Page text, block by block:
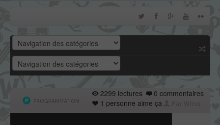
[3DS] [2DS] TUTO - Utiliser l’exploit BannerBomb3 pour obtenir un
[3DS] [2DS] TUTO – Obtenir sa clé « movable.sed » de chiffrage
DSiWare via Seedminer
[Vita] Firmware 3.71 : et un nouveau firmware inutile, un !
PROGRAMMATION
2299 lectures
1 personne aime ça
0 commentaires